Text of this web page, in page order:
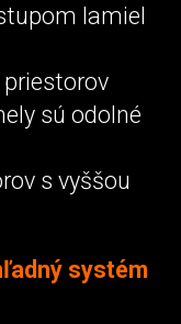
lamiel
priestorov
sú odolné
s vyššou
systém